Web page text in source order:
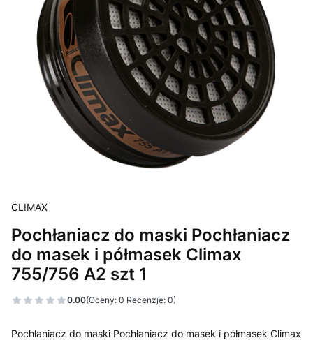
CLIMAX
Pochłaniacz do maski Pochłaniacz
do masek i półmasek Climax
755/756 A2 szt 1
0.00(Oceny: 0 Recenzje: 0)
Pochłaniacz do maski Pochłaniacz do masek i półmasek Climax